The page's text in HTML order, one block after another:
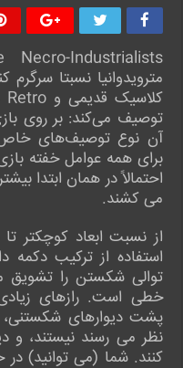
مترویدوانیا نسبتا
توصیف می‌کند: بر روی
آن نوع توصیف‌های خاص
برای همه عوامل خفته
احتمالاً در همان ابتدا
می کشند.
از نسبت ابعاد کوچکتر
استفاده از ترکیب دکمه
توالی شکستن را تشویق
خطی است. رازهای
پشت دیوارهای شکستنی،
نظر می رسند نیستند، و
کنند. شما (می توانید) در